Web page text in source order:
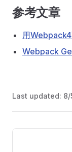
参考文章
用
Webpack
Last updated: 8/
Pager